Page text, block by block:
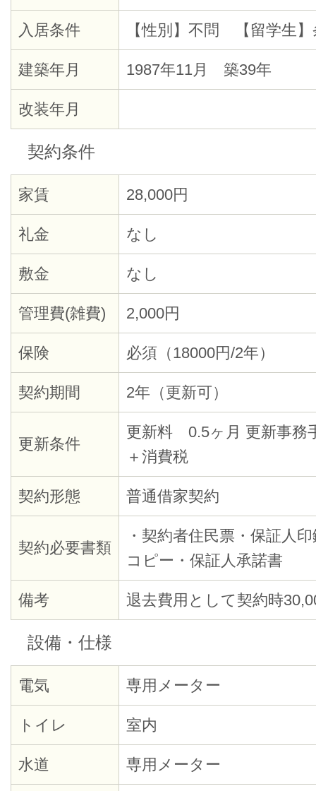
入居条件 【性別】不問 【留学生
建築年月 1987年11月 築39年
改装年月
契約条件
家賃 28,000円
礼金 なし
敷金 なし
管理費(雑費) 2,000円
保険 必須（18000円/2年）
契約期間 2年（更新可）
更新条件
更新料 0.5ヶ月 更新事
＋消費税
契約形態 普通借家契約
契約必要書類
・契約者住民票・保証人
コピー・保証人承諾書
備考 退去費用として契約時
設備・仕様
電気 専用メーター
トイレ 室内
水道 専用メーター